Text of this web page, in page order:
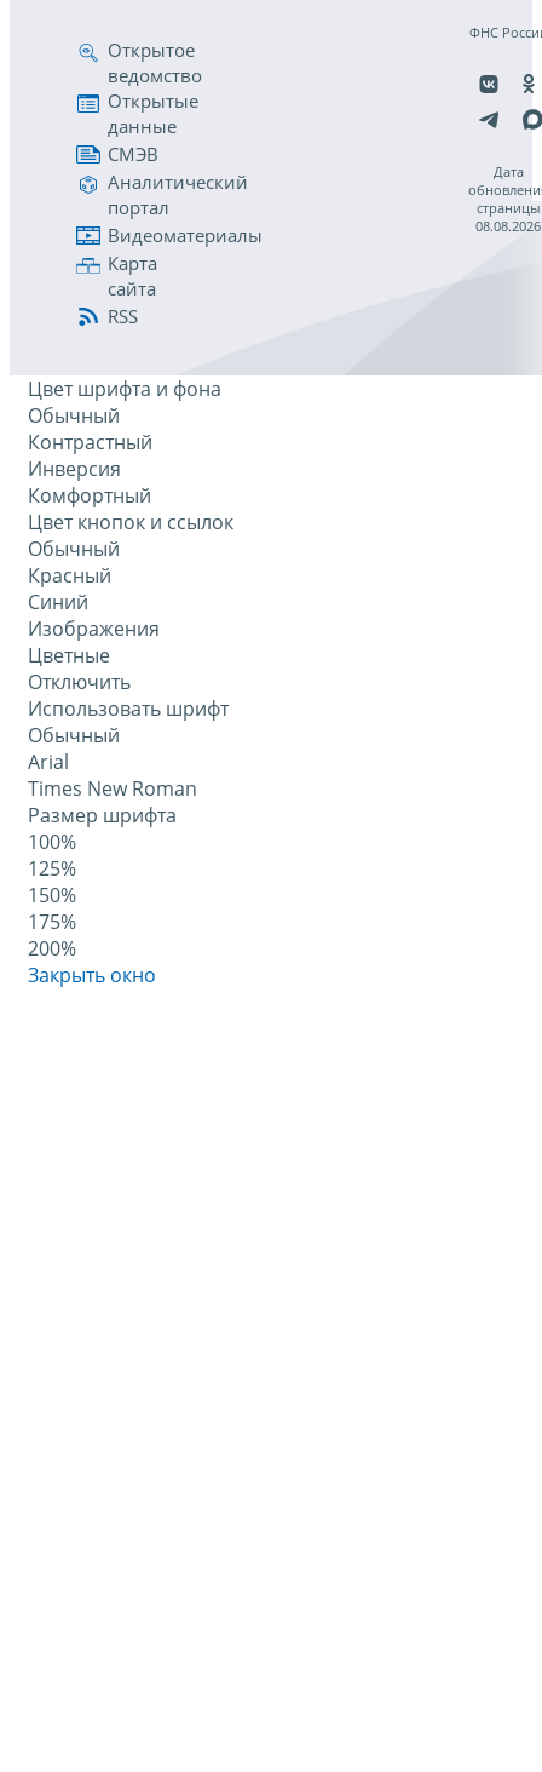
Открытое
ведомство
Открытые
данные
СМЭВ
Аналитический
портал
Видеоматериалы
Карта
сайта
RSS
ФНС
Дата
страницы
08.08.2026
Цвет шрифта и фона
Обычный
Контрастный
Инверсия
Комфортный
Цвет кнопок и ссылок
Обычный
Красный
Синий
Изображения
Цветные
Отключить
Использовать шрифт
Обычный
Arial
Times New Roman
Размер шрифта
100%
125%
150%
175%
200%
Закрыть окно